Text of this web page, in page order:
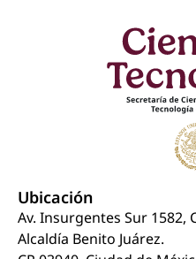
Ubicación
Av. Insurgentes Sur 1582,
Alcaldía Benito Juárez.